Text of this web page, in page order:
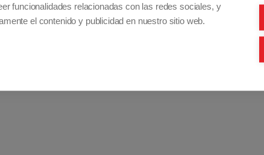
Una vez plegado, cerciórate de asegurar el
pestillo de seguridad para evitar que se desplieguen
funcionalidades relacionadas con las redes sociales, y
el contenido y publicidad en nuestro sitio web.